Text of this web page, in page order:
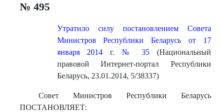
№ 495
Утратило силу постановлением Совета
Министров Республики Беларусь от 17
января 2014 г. № 35 (Национальный
правовой Интернет-портал Республики
Беларусь, 23.01.2014, 5/38337)
Совет Министров Республики Беларусь
ПОСТАНОВЛЯЕТ: